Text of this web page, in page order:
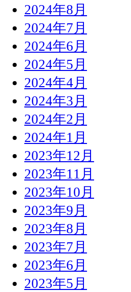
2024年8月
2024年7月
2024年6月
2024年5月
2024年4月
2024年3月
2024年2月
2024年1月
2023年12月
2023年11月
2023年10月
2023年9月
2023年8月
2023年7月
2023年6月
2023年5月